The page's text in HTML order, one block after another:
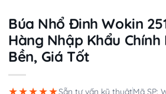
Búa Nhổ Đinh Wokin
Hàng Nhập Khẩu Chính
Bền, Giá Tốt
Sẵn tư vấn kỹ thuậtMã SP: